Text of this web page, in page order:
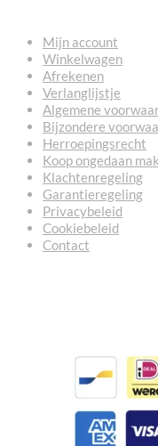
Mijn account
Winkelwagen
Afrekenen
Verlanglijstje
Algemene
Bijzondere
Herroepingsrecht
Koop ongedaan
Klachtenregeling
Garantieregeling
Privacybeleid
Cookiebeleid
Contact